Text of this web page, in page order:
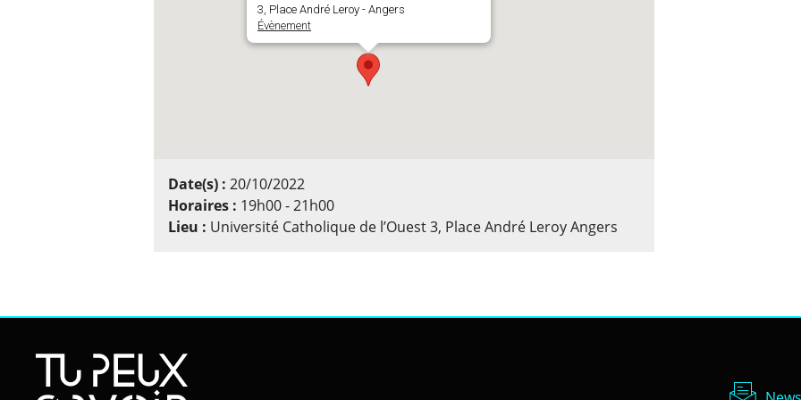
3, Place André Leroy - Angers
Évènement
Date(s) : 20/10/2022
Horaires : 19h00 - 21h00
Lieu : Université Catholique de l’Ouest 3, Place André Leroy Angers